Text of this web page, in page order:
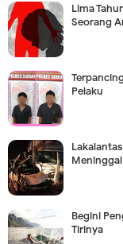
Lima
Seorang
Pelaku
Meninggal
Begini
Tirinya